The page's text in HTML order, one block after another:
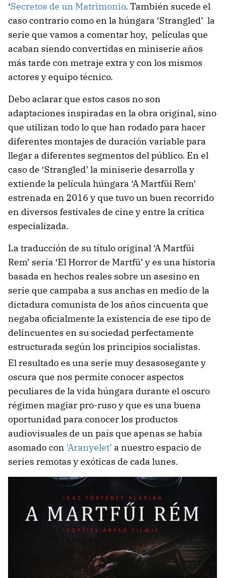
‘Secretos de un Matrimonio. También sucede el
caso contrario como en la húngara ‘Strangled’ la
serie que vamos a comentar hoy, películas que
acaban siendo convertidas en miniserie años
más tarde con metraje extra y con los mismos
actores y equipo técnico.
Debo aclarar que estos casos no son
adaptaciones inspiradas en la obra original, sino
que utilizan todo lo que han rodado para hacer
diferentes montajes de duración variable para
llegar a diferentes segmentos del público. En el
caso de ‘Strangled’ la miniserie desarrolla y
extiende la película húngara ‘A Martfüi Rem’
estrenada en 2016 y que tuvo un buen recorrido
en diversos festivales de cine y entre la crítica
especializada.
La traducción de su título original ‘A Martfüi
Rem’ sería ‘El Horror de Martfü’ y es una historia
basada en hechos reales sobre un asesino en
serie que campaba a sus anchas en medio de la
dictadura comunista de los años cincuenta que
negaba oficialmente la existencia de ese tipo de
delincuentes en su sociedad perfectamente
estructurada según los principios socialistas.
El resultado es una serie muy desasosegante y
oscura que nos permite conocer aspectos
peculiares de la vida húngara durante el oscuro
régimen magiar pro-ruso y que es una buena
oportunidad para conocer los productos
audiovisuales de un país que apenas se había
asomado con ‘Aranyelet’ a nuestro espacio de
series remotas y exóticas de cada lunes.